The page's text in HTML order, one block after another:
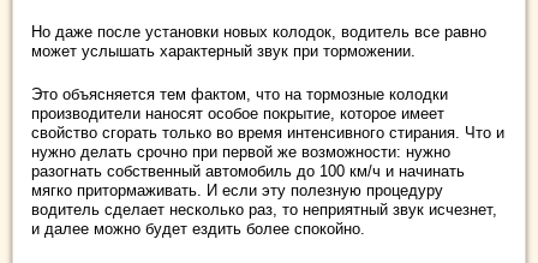
Но даже после установки новых колодок, водитель все равно
может услышать характерный звук при торможении.
Это объясняется тем фактом, что на тормозные колодки
производители наносят особое покрытие, которое имеет
свойство сгорать только во время интенсивного стирания. Что и
нужно делать срочно при первой же возможности: нужно
разогнать собственный автомобиль до 100 км/ч и начинать
мягко притормаживать. И если эту полезную процедуру
водитель сделает несколько раз, то неприятный звук исчезнет,
и далее можно будет ездить более спокойно.